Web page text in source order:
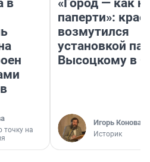
в
точку на
«Город — как
паперти»:
возмутился
установкой
Высоцкому в
Игорь
Историк